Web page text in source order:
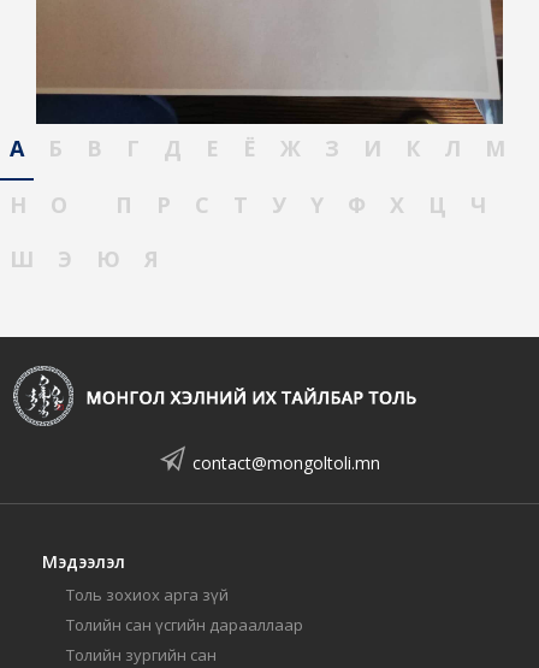
А Б В Г Д Е Ё Ж З И К Л
М
Н
О П Р С Т У Ү Ф Х Ц
Ч
Ш
Э Ю Я
contact@mongoltoli.mn
Мэдээлэл
Толь зохиох арга зүй
Толийн сан үсгийн дарааллаар
Толийн зургийн сан